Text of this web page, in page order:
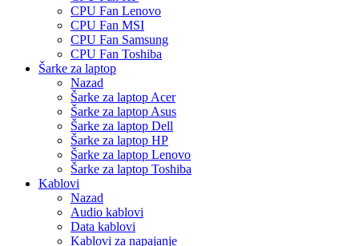
CPU Fan Lenovo
CPU Fan MSI
CPU Fan Samsung
CPU Fan Toshiba
Šarke za laptop
Nazad
Šarke za laptop Acer
Šarke za laptop Asus
Šarke za laptop Dell
Šarke za laptop HP
Šarke za laptop Lenovo
Šarke za laptop Toshiba
Kablovi
Nazad
Audio kablovi
Data kablovi
Kablovi za napajanje